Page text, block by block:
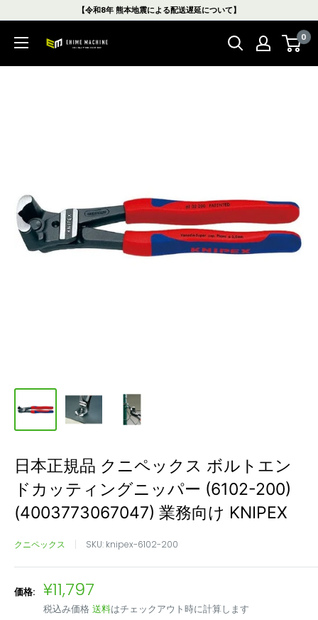
ン
【令和8年 熊本地震による配送遅延について】
エ
0
日本正規品 クニペックス ボルトエン
ドカッティングニッパー (6102-200)
(4003773067047) 業務向け KNIPEX
クニペックス SKU: knipex-6102-200
価格: 販
売
¥11,797
税込み価格 送料はチェックアウト時に計算します